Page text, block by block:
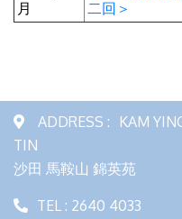
月
二回＞
ADDRESS : KAM
TIN
沙田 馬鞍山 錦英苑
TEL : 2640 4033